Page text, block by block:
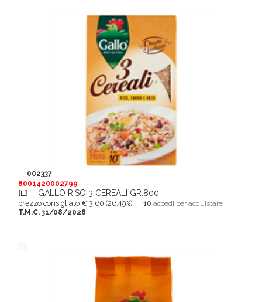
002337
8001420002799
[L]
GALLO RISO 3 CEREALI GR.800
prezzo consigliato € 3.60 (26.49%) 10 accedi per acquistare
T.M.C. 31/08/2028